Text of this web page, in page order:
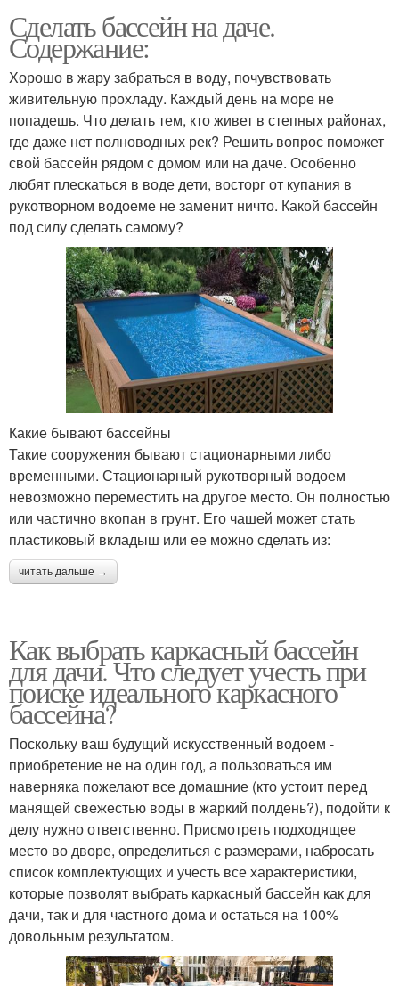
Сделать бассейн на даче.
Содержание:
Хорошо в жару забраться в воду, почувствовать
живительную прохладу. Каждый день на море не
попадешь. Что делать тем, кто живет в степных районах,
где даже нет полноводных рек? Решить вопрос поможет
свой бассейн рядом с домом или на даче. Особенно
любят плескаться в воде дети, восторг от купания в
рукотворном водоеме не заменит ничто. Какой бассейн
под силу сделать самому?
Какие бывают бассейны
Такие сооружения бывают стационарными либо
временными. Стационарный рукотворный водоем
невозможно переместить на другое место. Он полностью
или частично вкопан в грунт. Его чашей может стать
пластиковый вкладыш или ее можно сделать из:
читать дальше →
Как выбрать каркасный бассейн
для дачи. Что следует учесть при
поиске идеального каркасного
бассейна?
Поскольку ваш будущий искусственный водоем -
приобретение не на один год, а пользоваться им
наверняка пожелают все домашние (кто устоит перед
манящей свежестью воды в жаркий полдень?), подойти к
делу нужно ответственно. Присмотреть подходящее
место во дворе, определиться с размерами, набросать
список комплектующих и учесть все характеристики,
которые позволят выбрать каркасный бассейн как для
дачи, так и для частного дома и остаться на 100%
довольным результатом.